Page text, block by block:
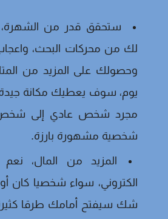
ستحقق قدر من الشهرة،
لك من محركات البحث، واعجاب
وحصولك على المزيد من
يوم، سوف يعطيك مكانة جيدة
مجرد شخص عادي إلى شخص في
شخصية مشهورة بارزة.
المزيد من المال، نعم
الكتروني، سواء شخصيا كان أو
شك سيفتح أمامك طرقا كثيرة،